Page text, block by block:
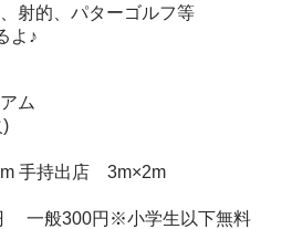
射的、パターゴルフ等
よ♪
ム
)
手持出店　3m×2m
　 一般300円※小学生以下無料